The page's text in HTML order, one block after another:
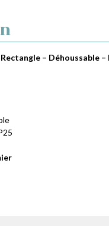
– Déhoussable –